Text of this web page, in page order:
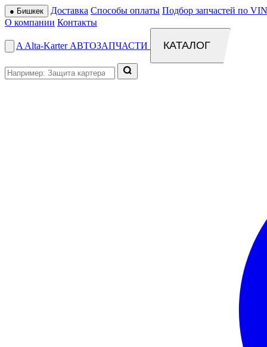
● Бишкек Доставка Способы оплаты Подбор запчастей по
О компании Контакты
A Alta-Karter АВТОЗАПЧАСТИ КАТАЛОГ